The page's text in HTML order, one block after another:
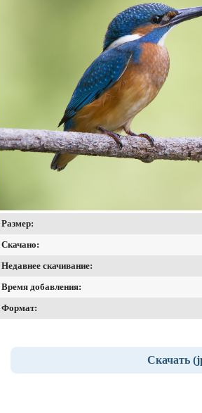
Размер:
Скачано:
Недавнее скачивание:
Время добавления:
Формат:
Скачать